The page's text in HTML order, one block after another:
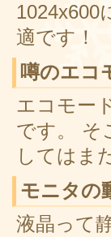
1024x600
適です！
噂のエコ
エコモー
です。 そ
してはま
モニタの
液晶って